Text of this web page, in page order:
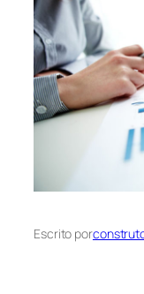
Escrito por